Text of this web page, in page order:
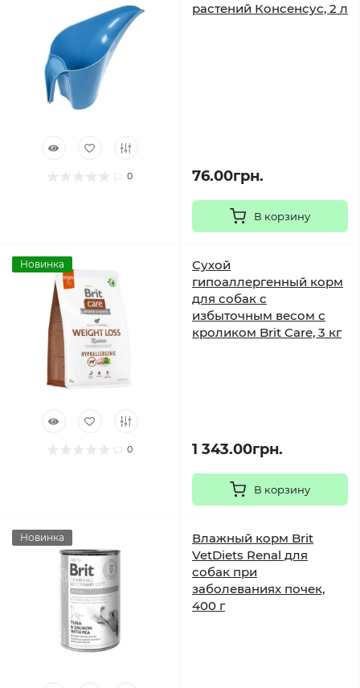
0
растений Консенсус, 2 л
76.00грн.
В корзину
Новинка
0
Сухой
гипоаллергенный корм
для собак с
избыточным весом с
кроликом Brit Care, 3 кг
1 343.00грн.
В корзину
Новинка
Влажный корм Brit
VetDiets Renal для
собак при
заболеваниях почек,
400 г